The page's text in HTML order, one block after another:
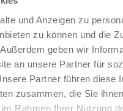
und Anzeigen zu
zu können und die
geben wir
an unsere Partner für
Partner führen diese
zusammen, die Sie ihnen
Rahmen Ihrer Nutzung